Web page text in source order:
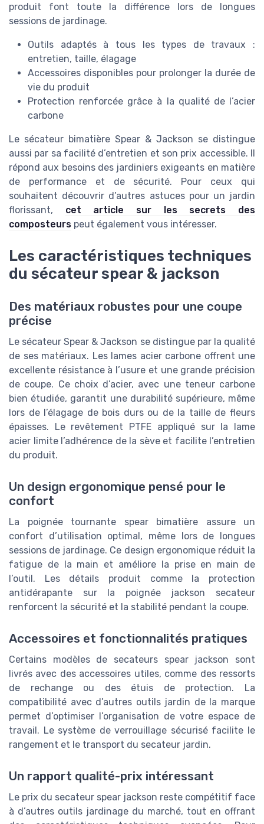
produit font toute la différence lors de longues
sessions de jardinage.
Outils adaptés à tous les types de travaux :
entretien, taille, élagage
Accessoires disponibles pour prolonger la durée de
vie du produit
Protection renforcée grâce à la qualité de l’acier
carbone
Le sécateur bimatière Spear & Jackson se distingue
aussi par sa facilité d’entretien et son prix accessible. Il
répond aux besoins des jardiniers exigeants en matière
de performance et de sécurité. Pour ceux qui
souhaitent découvrir d’autres astuces pour un jardin
florissant, cet article sur les secrets des
composteurs peut également vous intéresser.
Les caractéristiques techniques
du sécateur spear & jackson
Des matériaux robustes pour une coupe
précise
Le sécateur Spear & Jackson se distingue par la qualité
de ses matériaux. Les lames acier carbone offrent une
excellente résistance à l’usure et une grande précision
de coupe. Ce choix d’acier, avec une teneur carbone
bien étudiée, garantit une durabilité supérieure, même
lors de l’élagage de bois durs ou de la taille de fleurs
épaisses. Le revêtement PTFE appliqué sur la lame
acier limite l’adhérence de la sève et facilite l’entretien
du produit.
Un design ergonomique pensé pour le
confort
La poignée tournante spear bimatière assure un
confort d’utilisation optimal, même lors de longues
sessions de jardinage. Ce design ergonomique réduit la
fatigue de la main et améliore la prise en main de
l’outil. Les détails produit comme la protection
antidérapante sur la poignée jackson secateur
renforcent la sécurité et la stabilité pendant la coupe.
Accessoires et fonctionnalités pratiques
Certains modèles de secateurs spear jackson sont
livrés avec des accessoires utiles, comme des ressorts
de rechange ou des étuis de protection. La
compatibilité avec d’autres outils jardin de la marque
permet d’optimiser l’organisation de votre espace de
travail. Le système de verrouillage sécurisé facilite le
rangement et le transport du secateur jardin.
Un rapport qualité-prix intéressant
Le prix du secateur spear jackson reste compétitif face
à d’autres outils jardinage du marché, tout en offrant